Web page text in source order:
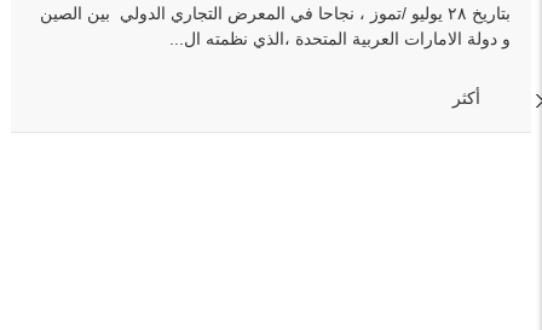
بتاريخ ٢٨ يوليو /تموز ، نجاحا في المعرض التجاري الدولي بين الصين
و دولة الامارات العربية المتحدة ،الذي نظمته ال...
أكثر